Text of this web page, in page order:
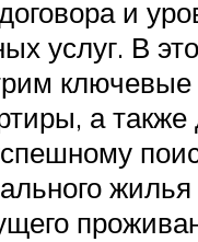
и
услуг. В
ключевые
а